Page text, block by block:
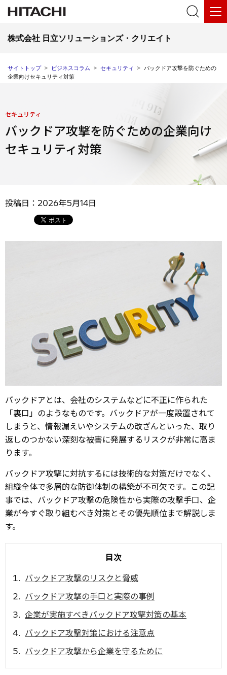
株式会社 日立ソリューションズ・クリエイト
サイトトップ ビジネスコラム セキュリティ
バックドア攻撃を防ぐための
企業向けセキュリティ対策
セキュリティ
バックドア攻撃を防ぐための企業向け
セキュリティ対策
投稿日：2026年5月14日
バックドアとは、会社のシステムなどに不正に作られた
「裏口」のようなものです。バックドアが一度設置されて
しまうと、情報漏えいやシステムの改ざんといった、取り
返しのつかない深刻な被害に発展するリスクが非常に高ま
ります。
バックドア攻撃に対抗するには技術的な対策だけでなく、
組織全体で多層的な防御体制の構築が不可欠です。この記
事では、バックドア攻撃の危険性から実際の攻撃手口、企
業が今すぐ取り組むべき対策とその優先順位まで解説しま
す。
バックドア攻撃のリスクと脅威
バックドア攻撃の手口と実際の事例
企業が実施すべきバックドア攻撃対策の基本
バックドア攻撃対策における注意点
バックドア攻撃から企業を守るために